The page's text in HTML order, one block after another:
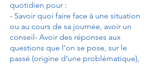
quotidien pour :
- Savoir quoi faire face à une situation
ou au cours de sa journée, avoir un
conseil- Avoir des réponses aux
questions que l’on se pose, sur le
passé (origine d’une problématique),